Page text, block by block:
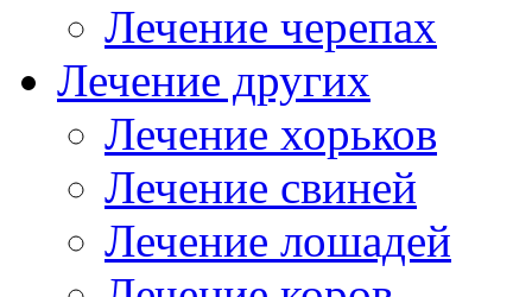
Лечение черепах
Лечение других
Лечение хорьков
Лечение свиней
Лечение лошадей